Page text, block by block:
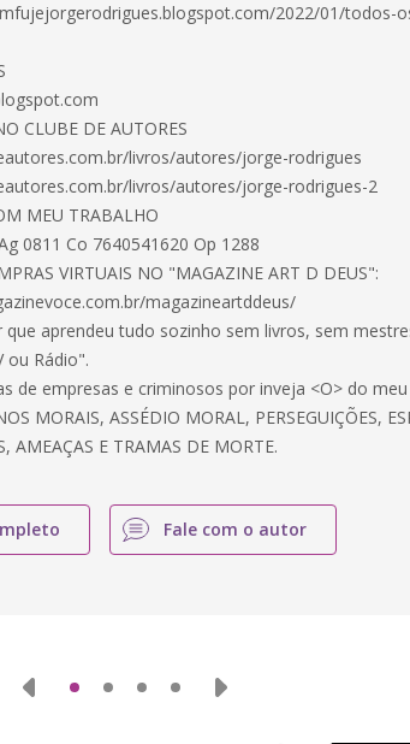
2022/01/todos-
CLUBE DE AUTORES
livros/autores/jorge-rodrigues
livros/autores/jorge-rodrigues-2
MEU TRABALHO
0811 Co 7640541620 Op 1288
VIRTUAIS NO "MAGAZINE ART D DEUS":
magazineartddeus/
que aprendeu tudo sozinho sem livros, sem
ou Rádio".
de empresas e criminosos por inveja <O> do
MORAIS, ASSÉDIO MORAL, PERSEGUIÇÕES,
AMEAÇAS E TRAMAS DE MORTE.
Fale com o autor